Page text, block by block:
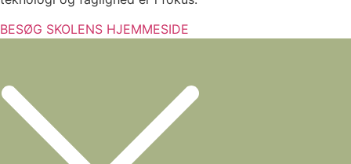
BESØG SKOLENS HJEMMESIDE